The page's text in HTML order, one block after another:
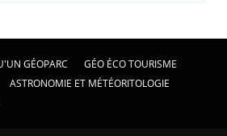
GÉOPARC
GÉO ÉCO TOURISME
ASTRONOMIE ET MÉTÉORITOLOGIE